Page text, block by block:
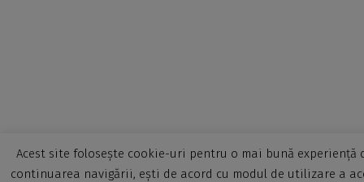
Acest site folosește cookie-uri pentru o mai bună experiență
continuarea navigării, ești de acord cu modul de utilizare a